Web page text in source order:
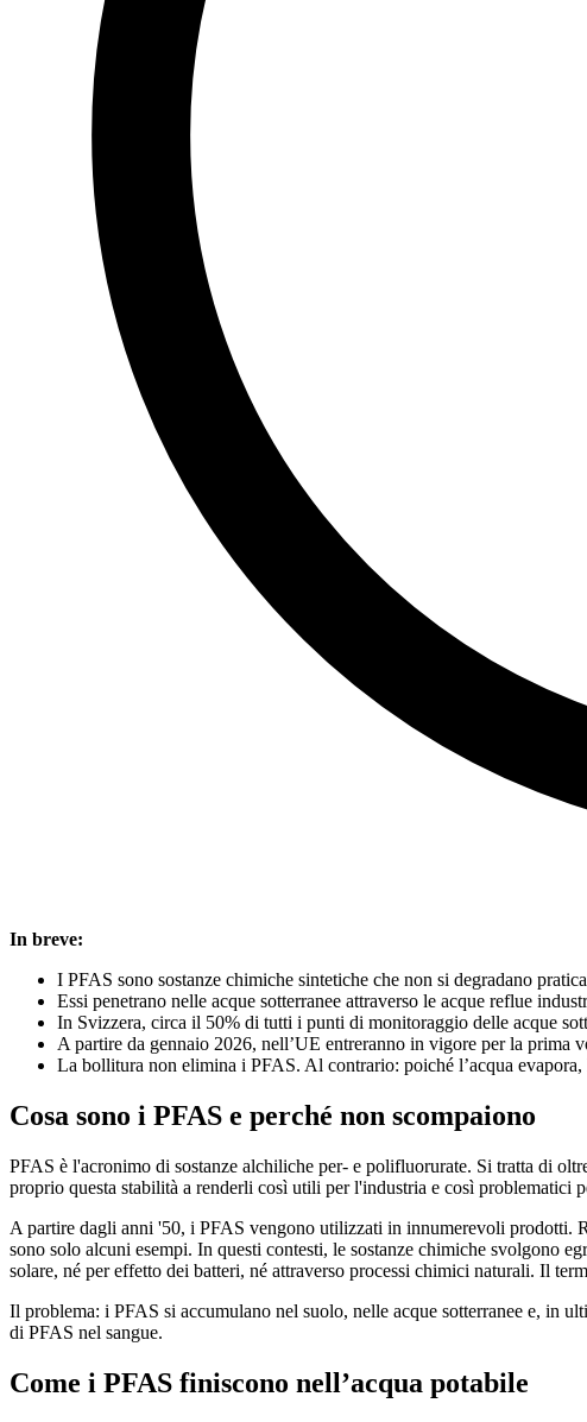
In breve:
I PFAS sono sostanze chimiche sintetiche che non si degradano
Essi penetrano nelle acque sotterranee attraverso le acque reflue
In Svizzera, circa il 50% di tutti i punti di monitoraggio delle acque
A partire da gennaio 2026, nell’UE entreranno in vigore per la
La bollitura non elimina i PFAS. Al contrario: poiché l’acqua
Cosa sono i PFAS e perché non scompaiono
PFAS è l'acronimo di sostanze alchiliche per- e polifluorurate. Si tratta di
proprio questa stabilità a renderli così utili per l'industria e così problematici
A partire dagli anni '50, i PFAS vengono utilizzati in innumerevoli prodotti.
sono solo alcuni esempi. In questi contesti, le sostanze chimiche svolgono
solare, né per effetto dei batteri, né attraverso processi chimici naturali. Il
Il problema: i PFAS si accumulano nel suolo, nelle acque sotterranee e, in
di PFAS nel sangue.
Come i PFAS finiscono nell’acqua potabile